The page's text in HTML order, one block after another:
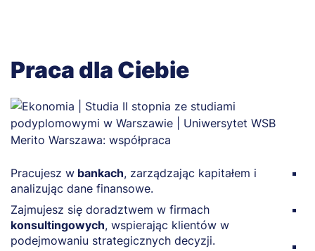
Praca dla Ciebie
Pracujesz w bankach, zarządzając kapitałem i
analizując dane finansowe.
Zajmujesz się doradztwem w firmach
konsultingowych, wspierając klientów w
podejmowaniu strategicznych decyzji.